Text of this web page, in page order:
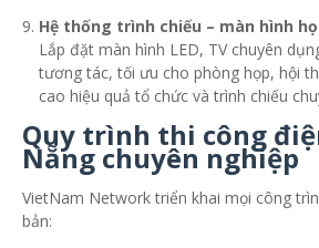
Hệ thống trình chiếu – màn hình
Lắp đặt màn hình LED, TV chuyên
tương tác, tối ưu cho phòng họp, hội
cao hiệu quả tổ chức và trình chiếu
Quy trình thi công
Nẵng chuyên nghiệp
VietNam Network triển khai mọi công
bản: